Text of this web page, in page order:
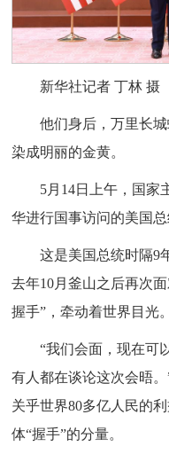
新华社记者 丁林 摄
他们身后，万里长
染成明丽的金黄。
5月14日上午，国家
华进行国事访问的美国总
这是美国总统时隔9
去年10月釜山之后再次
握手”，牵动着世界目光。
“我们会面，现在可
有人都在谈论这次会晤
关乎世界80多亿人民的
体“握手”的分量。